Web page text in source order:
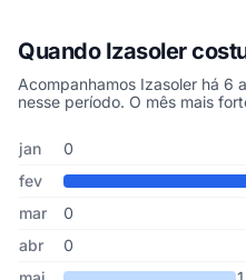
Quando Izasoler
Acompanhamos Izasoler há 6
nesse período. O mês mais
Cupons de Izasoler
Mês Cupons publicados
jan
0
fev
mar
0
abr
0